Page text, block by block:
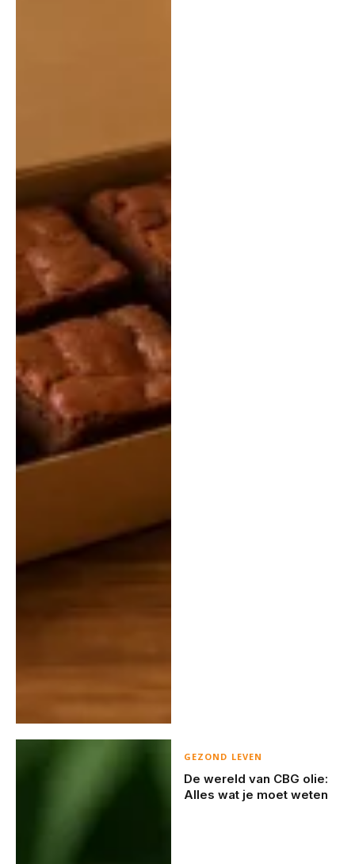
GEZOND LEVEN
De wereld van CBG olie:
Alles wat je moet weten